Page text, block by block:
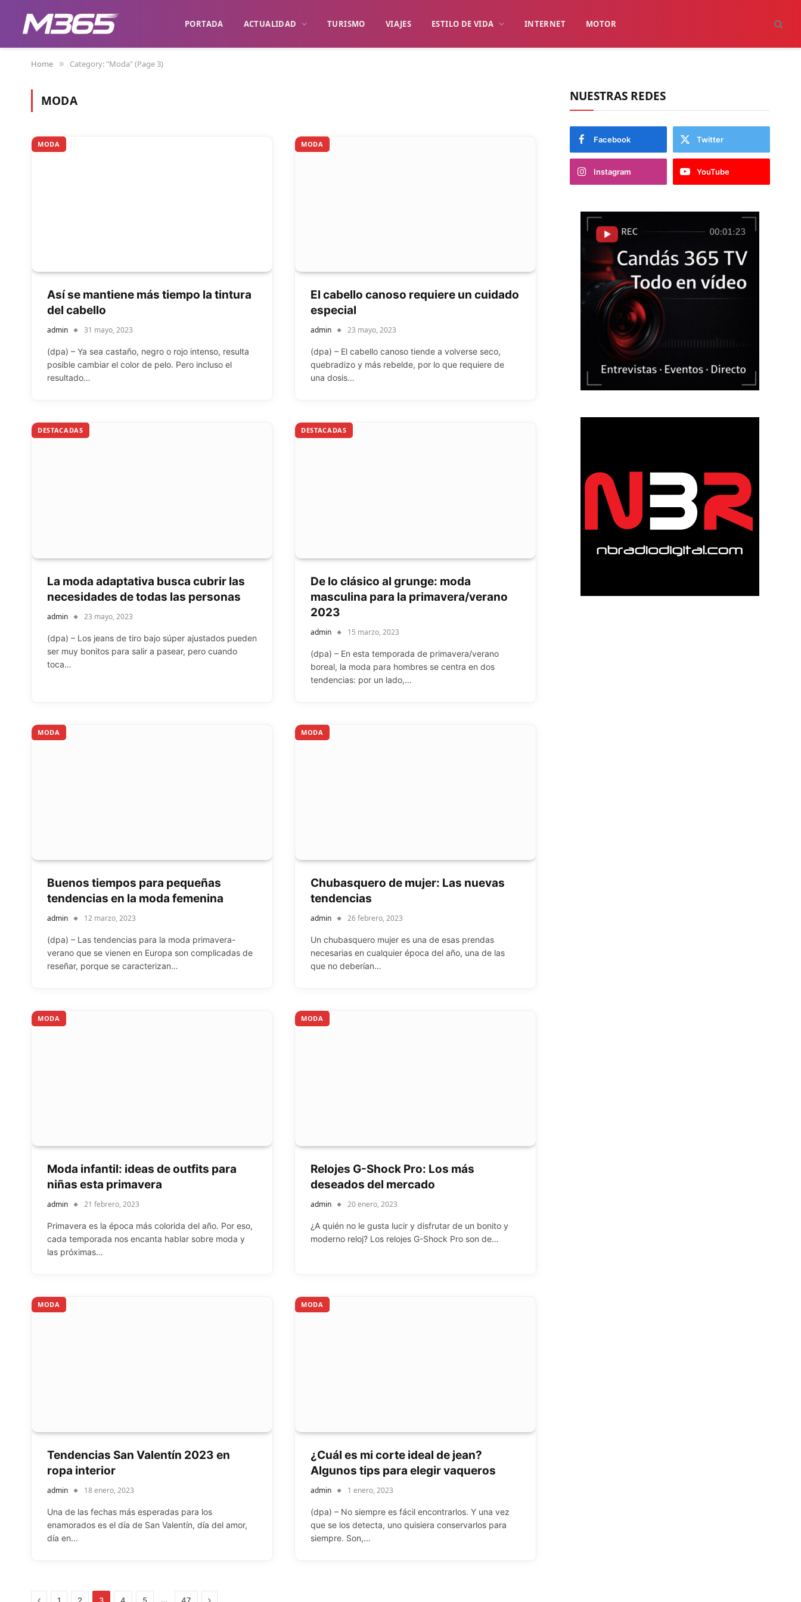
PORTADA ACTUALIDAD TURISMO VIAJES ESTILO DE VIDA INTERNET MOTOR
Home » Category: "Moda" (Page 3)
MODA
MODA
Así se mantiene más tiempo la tintura
del cabello
admin 31 mayo, 2023
(dpa) – Ya sea castaño, negro o rojo intenso, resulta
posible cambiar el color de pelo. Pero incluso el
resultado…
MODA
El cabello canoso requiere un cuidado
especial
admin 23 mayo, 2023
(dpa) – El cabello canoso tiende a volverse seco,
quebradizo y más rebelde, por lo que requiere de
una dosis…
DESTACADAS
La moda adaptativa busca cubrir las
necesidades de todas las personas
admin 23 mayo, 2023
(dpa) – Los jeans de tiro bajo súper ajustados pueden
ser muy bonitos para salir a pasear, pero cuando
toca…
DESTACADAS
De lo clásico al grunge: moda
masculina para la primavera/verano
2023
admin 15 marzo, 2023
(dpa) – En esta temporada de primavera/verano
boreal, la moda para hombres se centra en dos
tendencias: por un lado,…
MODA
Buenos tiempos para pequeñas
tendencias en la moda femenina
admin 12 marzo, 2023
(dpa) – Las tendencias para la moda primavera-
verano que se vienen en Europa son complicadas de
reseñar, porque se caracterizan…
MODA
Chubasquero de mujer: Las nuevas
tendencias
admin 26 febrero, 2023
Un chubasquero mujer es una de esas prendas
necesarias en cualquier época del año, una de las
que no deberían…
MODA
Moda infantil: ideas de outfits para
niñas esta primavera
admin 21 febrero, 2023
Primavera es la época más colorida del año. Por eso,
cada temporada nos encanta hablar sobre moda y
las próximas…
MODA
Relojes G-Shock Pro: Los más
deseados del mercado
admin 20 enero, 2023
¿A quién no le gusta lucir y disfrutar de un bonito y
moderno reloj? Los relojes G-Shock Pro son de…
MODA
Tendencias San Valentín 2023 en
ropa interior
admin 18 enero, 2023
Una de las fechas más esperadas para los
enamorados es el día de San Valentín, día del amor,
día en…
MODA
¿Cuál es mi corte ideal de jean?
Algunos tips para elegir vaqueros
admin 1 enero, 2023
(dpa) – No siempre es fácil encontrarlos. Y una vez
que se los detecta, uno quisiera conservarlos para
siempre. Son,…
Previous … Next
NUESTRAS REDES
Facebook Twitter
Instagram YouTube